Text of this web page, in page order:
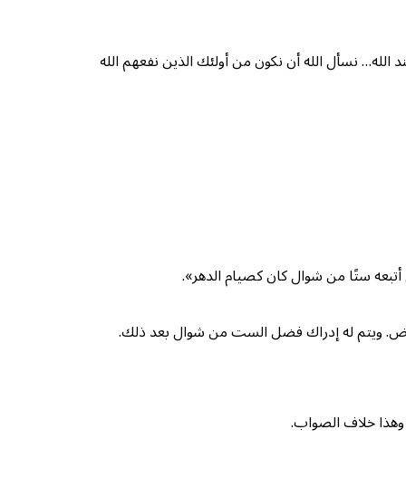
الله… نسأل الله أن نكون من أولئك الذين نفعهم الله
ستًا من شوال كان كصيام الدهر».
ويتم له إدراك فضل الست من شوال بعد ذلك.
خلاف الصواب.